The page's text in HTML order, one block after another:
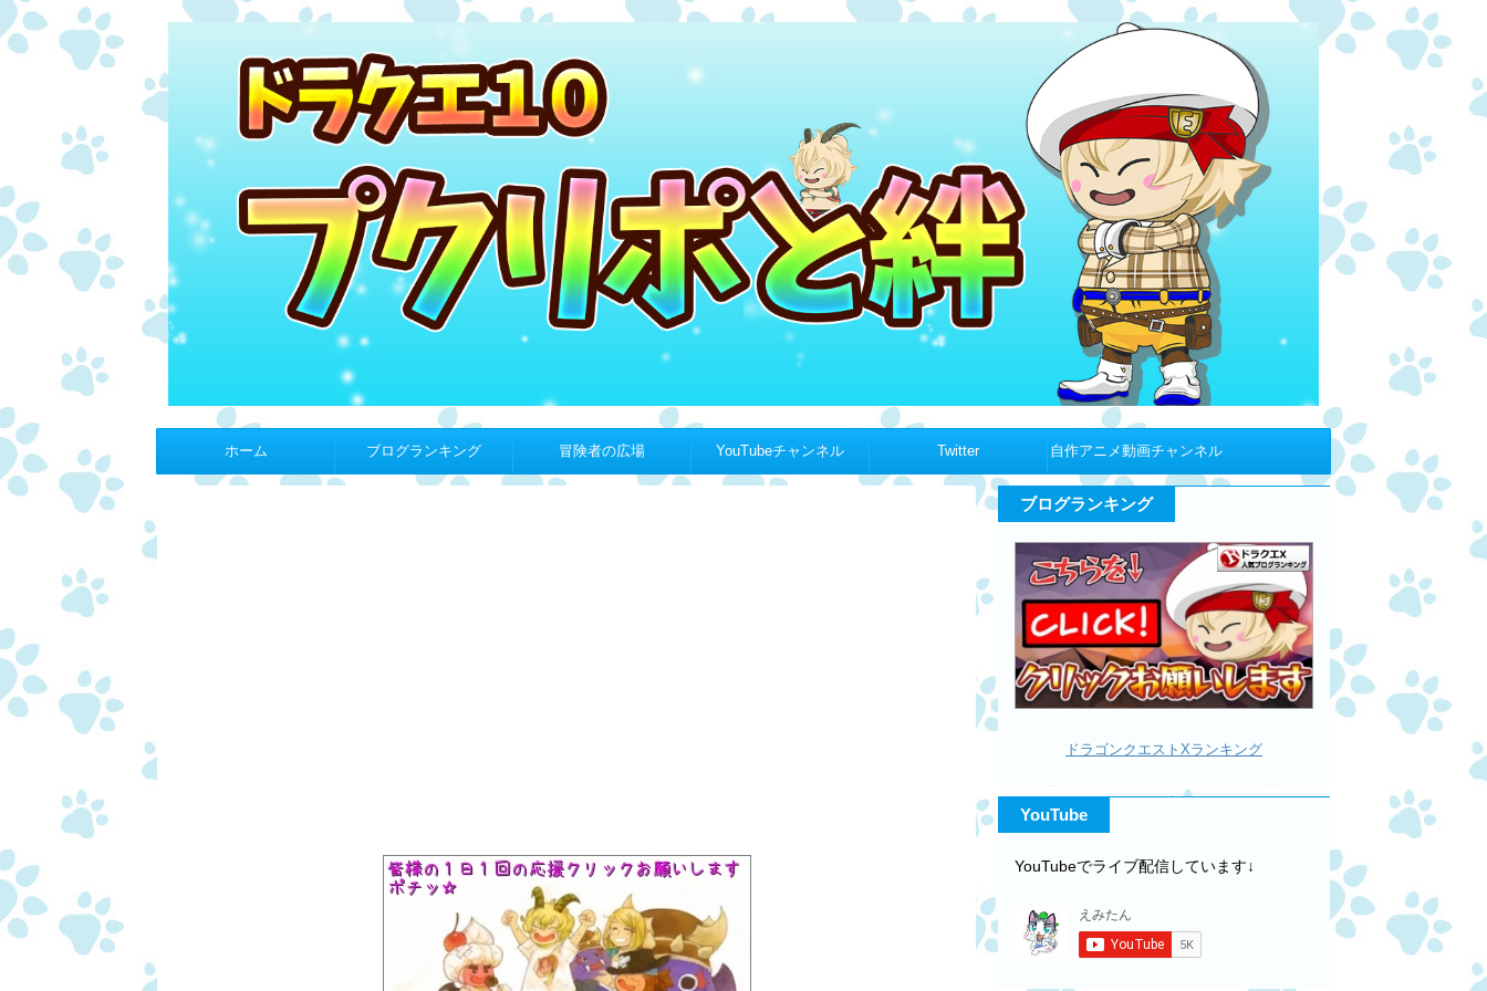
ホーム ブログランキング 冒険者の広場 YouTubeチャンネル Twitter 自作アニメ動画チャンネル
ブログランキング
ドラゴンクエストXランキング
YouTube
YouTubeでライブ配信しています↓